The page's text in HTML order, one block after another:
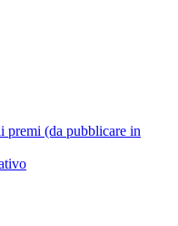
premi (da pubblicare in